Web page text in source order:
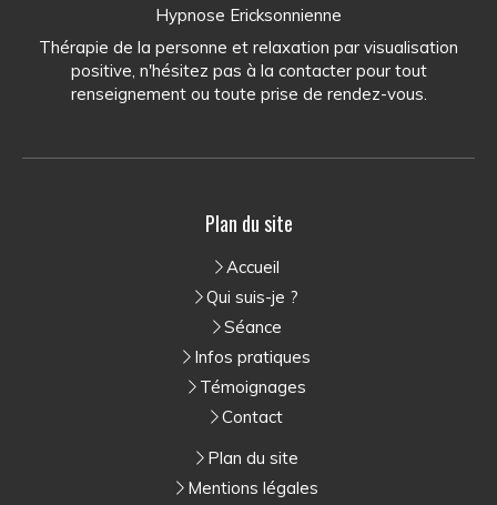
Hypnose Ericksonnienne
Thérapie de la personne et relaxation par visualisation
positive, n'hésitez pas à la contacter pour tout
renseignement ou toute prise de rendez-vous.
Plan du site
Accueil
Qui suis-je ?
Séance
Infos pratiques
Témoignages
Contact
Plan du site
Mentions légales